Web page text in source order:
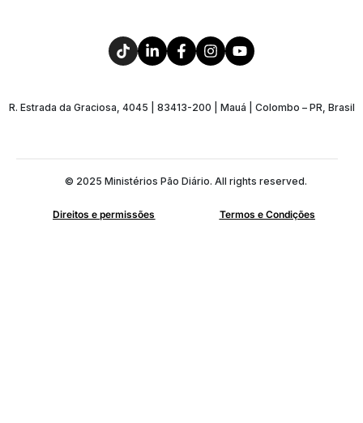
R. Estrada da Graciosa, 4045 | 83413-200 | Mauá | Colombo – PR, Brasil
© 2025 Ministérios Pão Diário. All rights reserved.
Direitos e permissões Termos e Condições